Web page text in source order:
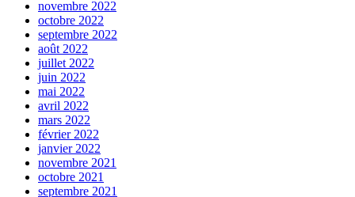
novembre 2022
octobre 2022
septembre 2022
août 2022
juillet 2022
juin 2022
mai 2022
avril 2022
mars 2022
février 2022
janvier 2022
novembre 2021
octobre 2021
septembre 2021